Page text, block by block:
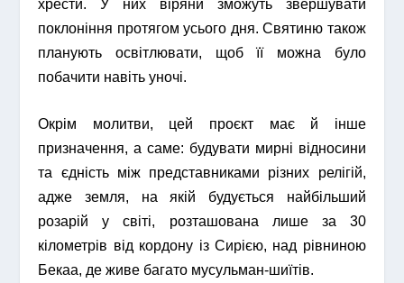
хрести. У них віряни зможуть звершувати
поклоніння протягом усього дня. Святиню також
планують освітлювати, щоб її можна було
побачити навіть уночі.
Окрім молитви, цей проєкт має й інше
призначення, а саме: будувати мирні відносини
та єдність між представниками різних релігій,
адже земля, на якій будується найбільший
розарій у світі, розташована лише за 30
кілометрів від кордону із Сирією, над рівниною
Бекаа, де живе багато мусульман-шиїтів.